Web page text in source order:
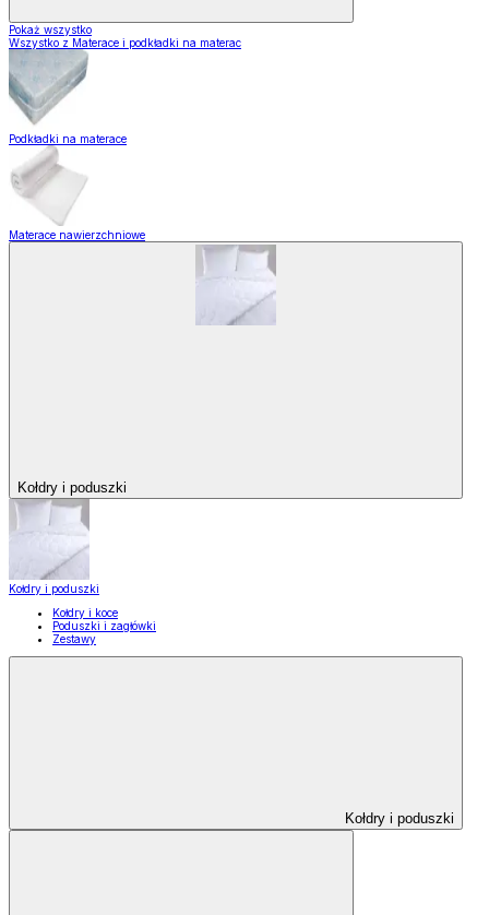
Pokaż wszystko
Wszystko z Materace i podkładki na materac
Podkładki na materace
Materace nawierzchniowe
Kołdry i poduszki
Kołdry i poduszki
Kołdry i koce
Poduszki i zagłówki
Zestawy
Kołdry i poduszki